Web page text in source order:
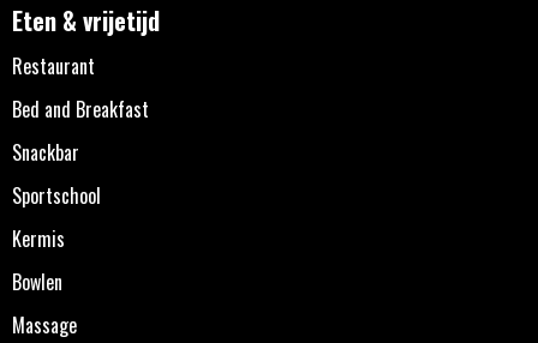
Eten & vrijetijd
Restaurant
Bed and Breakfast
Snackbar
Sportschool
Kermis
Bowlen
Massage